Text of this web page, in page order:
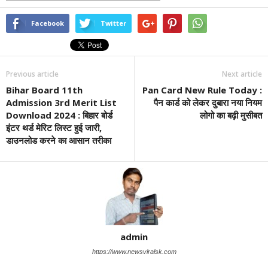
Facebook Twitter
Previous article
Bihar Board 11th
Admission 3rd Merit List
Download 2024 : बिहार बोर्ड
इंटर थर्ड मेरिट लिस्ट हुई जारी,
डाउनलोड करने का आसान तरीका
Next article
Pan Card New Rule Today :
पैन कार्ड को लेकर दुबारा नया नियम
लोगो का बढ़ी मुसीबत
admin
https://www.newsviralsk.com